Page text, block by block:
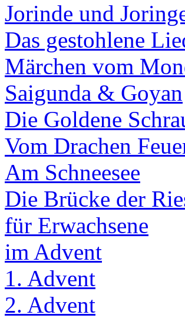
Jorinde und
Das gestohlene
Märchen vom
Saigunda & Goyan
Die Goldene
Vom Drachen
Am Schneesee
Die Brücke der
für Erwachsene
im Advent
1. Advent
2. Advent